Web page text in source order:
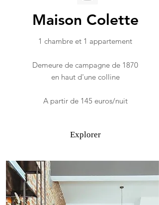
Maison Colette
1 chambre et 1 appartement
Demeure de campagne de 1870
en haut d'une colline
A partir de 145 euros/nuit
Explorer